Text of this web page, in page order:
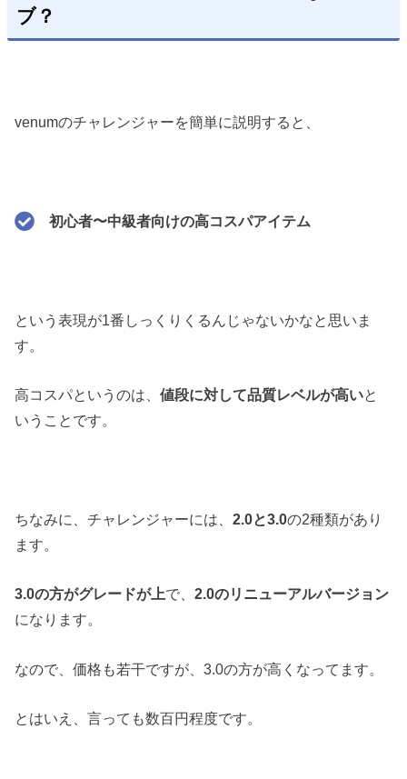
ブ？
venumのチャレンジャーを簡単に説明すると、
初心者〜中級者向けの高コスパアイテム
という表現が1番しっくりくるんじゃないかなと思いま
す。
高コスパというのは、値段に対して品質レベルが高いと
いうことです。
ちなみに、チャレンジャーには、2.0と3.0の2種類があり
ます。
3.0の方がグレードが上で、2.0のリニューアルバージョン
になります。
なので、価格も若干ですが、3.0の方が高くなってます。
とはいえ、言っても数百円程度です。